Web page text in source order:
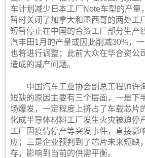
车计划减少日本工厂Note车型的产量
暂时关闭了加拿大和墨西哥的两处工
短暂停止在中国的合资工厂部分生产
汽丰田1月的产量或因此削减30%，
也将进行调整；此前大众在华合资公
造成的减产问题。
中国汽车工业协会副总工程师许
短缺的原因主要有三个层面，一是下
场爆发，一定程度上挤占了车载芯片
化成半导体材料工厂发生火灾被迫停
工厂因疫情停产等突发事件，直接影
应；三是企业预判到了芯片未来短缺
存，影响到当前的供需平衡。